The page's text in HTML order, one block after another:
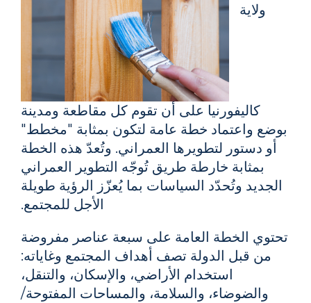
ولاية
كاليفورنيا على أن تقوم كل مقاطعة ومدينة
بوضع واعتماد خطة عامة لتكون بمثابة "مخطط"
أو دستور لتطويرها العمراني. وتُعدّ هذه الخطة
بمثابة خارطة طريق تُوجّه التطوير العمراني
الجديد وتُحدّد السياسات بما يُعزّز الرؤية طويلة
الأجل للمجتمع.
تحتوي الخطة العامة على سبعة عناصر مفروضة
من قبل الدولة تصف أهداف المجتمع وغاياته:
استخدام الأراضي، والإسكان، والتنقل،
والضوضاء، والسلامة، والمساحات المفتوحة/